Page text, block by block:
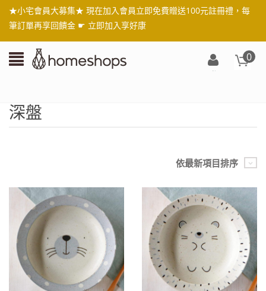
★小宅會員大募集★ 現在加入會員立即免費贈送100元註冊禮，每
筆訂單再享回饋金 ☛ 立即加入享好康
0
深盤
依最新項目排序